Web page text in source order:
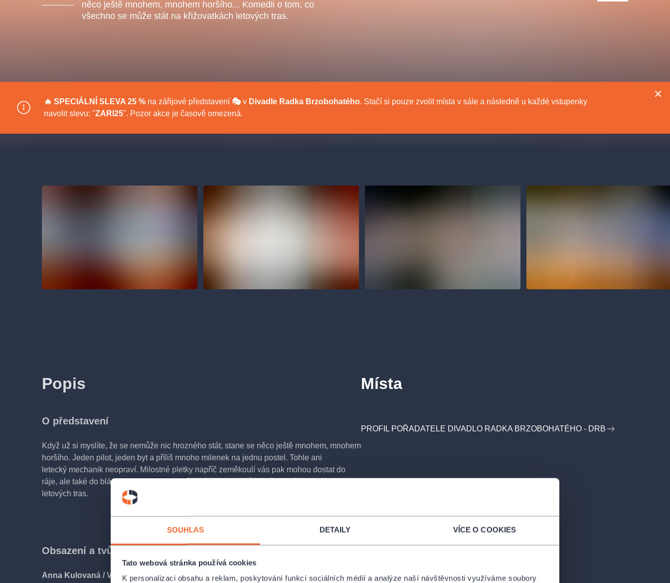
SOUHLAS DETAILY VÍCE O COOKIES
Tato webová stránka používá cookies
K personalizaci obsahu a reklam, poskytování funkcí sociálních médií a analýze naší návštěvnosti využíváme soubory
něco ještě mnohem, mnohem horšího... Komedii o tom, co
všechno se může stát na křižovatkách letových tras.
🔥 SPECIÁLNÍ SLEVA 25 % na zářijové představení 🎭v Divadle Radka Brzobohatého. Stačí si pouze zvolit místa v sále a následně u každé vstupenky
navolit slevu: "ZARI25". Pozor akce je časově omezená.
Popis
O představení
Když už si myslíte, že se nemůže nic hrozného stát, stane se něco ještě mnohem, mnohem
horšího. Jeden pilot, jeden byt a příliš mnoho milenek na jednu postel. Tohle ani
letecký mechanik neopraví. Milostné pletky napříč zeměkoulí vás pak mohou dostat do
ráje, ale také do blázince. Komedii o tom, co všechno se může stát na křižovatkách
letových tras.
Obsazení a tvůrci
Anna Kulovaná / Vladimíra Benoni.
Místa
PROFIL POŘADATELE DIVADLO RADKA BRZOBOHATÉHO - DRB
Agentura 44, s.r.o.
s.r.o.
Filmový orchestr Praha
Nejnavštěvovanější